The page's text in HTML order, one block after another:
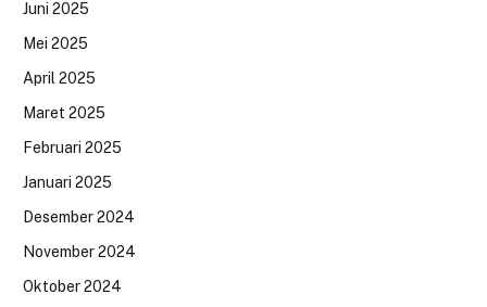
Juni 2025
Mei 2025
April 2025
Maret 2025
Februari 2025
Januari 2025
Desember 2024
November 2024
Oktober 2024